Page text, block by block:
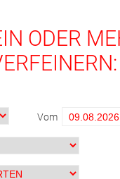
ODER
Vom